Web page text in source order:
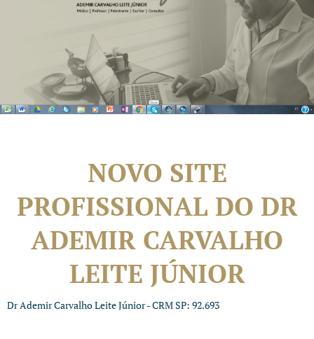
NOVO SITE
PROFISSIONAL DO DR
ADEMIR CARVALHO
LEITE JÚNIOR
Dr Ademir Carvalho Leite Júnior - CRM SP: 92.693